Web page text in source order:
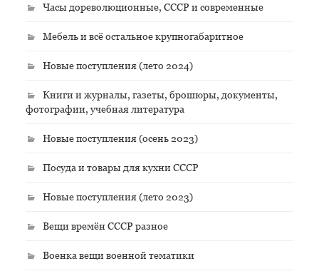
Часы дореволюционные, СССР и современные
Мебель и всё остальное крупногабаритное
Новые поступления (лето 2024)
Книги и журналы, газеты, брошюры, документы,
фотографии, учебная литература
Новые поступления (осень 2023)
Посуда и товары для кухни СССР
Новые поступления (лето 2023)
Вещи времён СССР разное
Военка вещи военной тематики